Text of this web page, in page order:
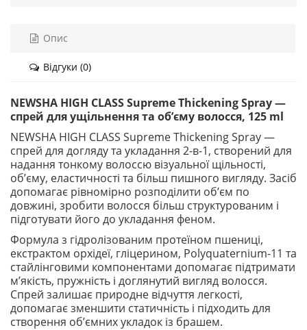
Опис
Відгуки (0)
NEWSHA HIGH CLASS Supreme Thickening Spray —
спрей для ущільнення та об’єму волосся, 125 ml
NEWSHA HIGH CLASS Supreme Thickening Spray —
спрей для догляду та укладання 2-в-1, створений для
надання тонкому волоссю візуальної щільності,
об’єму, еластичності та більш пишного вигляду. Засіб
допомагає рівномірно розподілити об’єм по
довжині, зробити волосся більш структурованим і
підготувати його до укладання феном.
Формула з гідролізованим протеїном пшениці,
екстрактом орхідеї, гліцерином, Polyquaternium-11 та
стайлінговими компонентами допомагає підтримати
м’якість, пружність і доглянутий вигляд волосся.
Спрей залишає природне відчуття легкості,
допомагає зменшити статичність і підходить для
створення об’ємних укладок із брашем.